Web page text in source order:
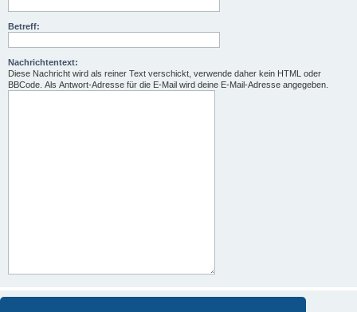
Betreff:
Nachrichtentext:
Diese Nachricht wird als reiner Text verschickt, verwende daher kein HTML oder
BBCode. Als Antwort-Adresse für die E-Mail wird deine E-Mail-Adresse angegeben.